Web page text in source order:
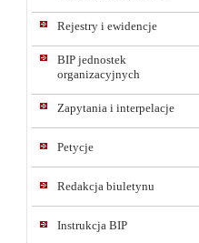
Rejestry i ewidencje
BIP jednostek
organizacyjnych
Zapytania i interpelacje
Petycje
Redakcja biuletynu
Instrukcja BIP